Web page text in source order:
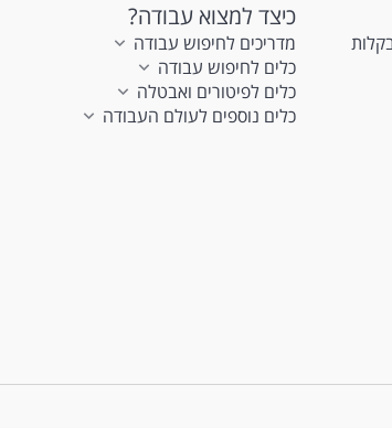
כיצד למצוא עבודה?
מדריכים לחיפוש עבודה
כלים לחיפוש עבודה
כלים לפיטורים ואבטלה
כלים נוספים לעולם העבודה